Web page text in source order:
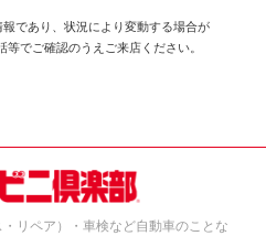
であり、状況により変動する場合が
でご確認のうえご来店ください。
リペア）・車検など自動車のことな